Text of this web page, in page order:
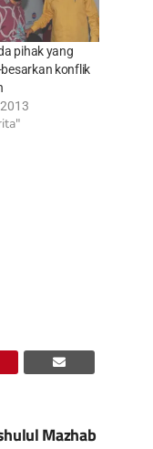
pihak yang
konflik
Mazhab